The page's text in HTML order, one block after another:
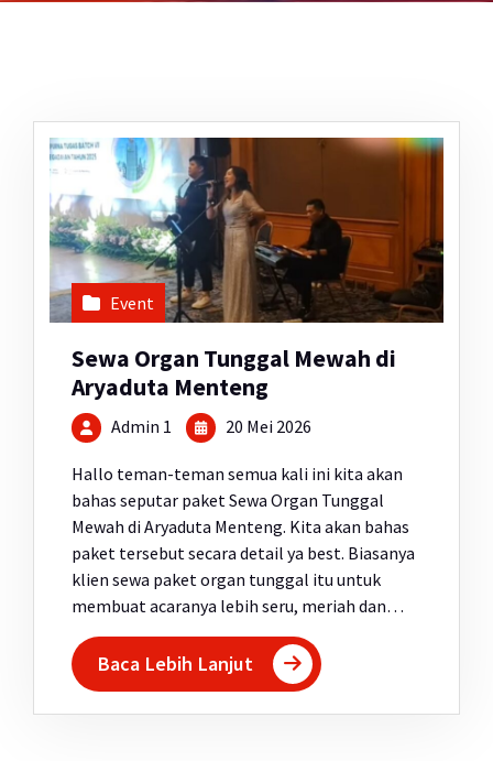
Event
Sewa Organ Tunggal Mewah di
Aryaduta Menteng
Admin 1 20 Mei 2026
Hallo teman-teman semua kali ini kita akan
bahas seputar paket Sewa Organ Tunggal
Mewah di Aryaduta Menteng. Kita akan bahas
paket tersebut secara detail ya best. Biasanya
klien sewa paket organ tunggal itu untuk
membuat acaranya lebih seru, meriah dan…
Baca Lebih Lanjut